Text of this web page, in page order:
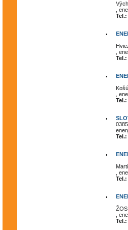
,
Tel.:
,
Tel.:
,
Tel.:
Tel.:
,
Tel.:
,
Tel.: